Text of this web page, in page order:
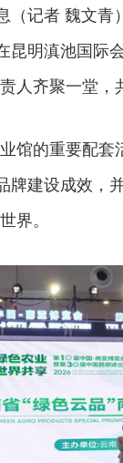
（记者 魏文
昆明滇池国际
人齐聚一堂，
馆的重要配
牌建设成效
界。